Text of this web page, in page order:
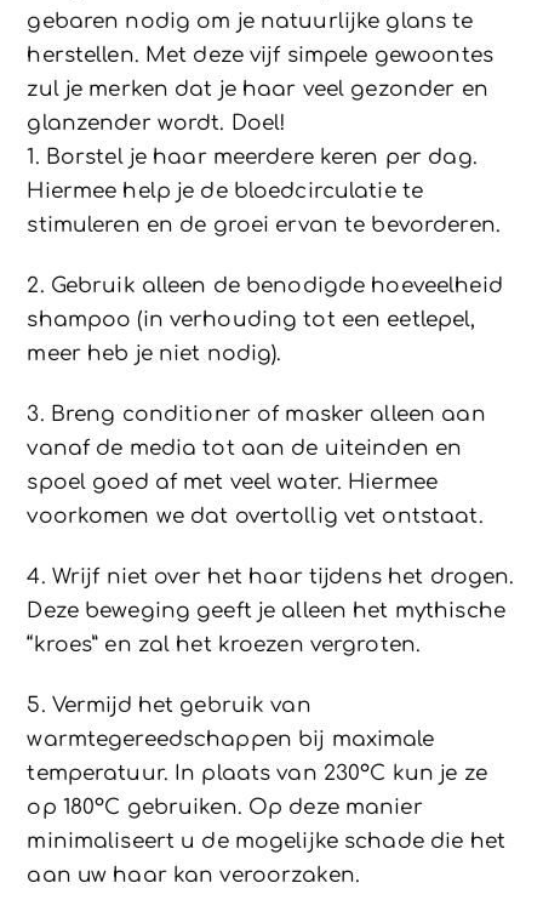
gebaren nodig om je natuurlijke glans te
herstellen. Met deze vijf simpele gewoontes
zul je merken dat je haar veel gezonder en
glanzender wordt. Doel!
1. Borstel je haar meerdere keren per dag.
Hiermee help je de bloedcirculatie te
stimuleren en de groei ervan te bevorderen.
2. Gebruik alleen de benodigde hoeveelheid
shampoo (in verhouding tot een eetlepel,
meer heb je niet nodig).
3. Breng conditioner of masker alleen aan
vanaf de media tot aan de uiteinden en
spoel goed af met veel water. Hiermee
voorkomen we dat overtollig vet ontstaat.
4. Wrijf niet over het haar tijdens het drogen.
Deze beweging geeft je alleen het mythische
“kroes” en zal het kroezen vergroten.
5. Vermijd het gebruik van
warmtegereedschappen bij maximale
temperatuur. In plaats van 230ºC kun je ze
op 180ºC gebruiken. Op deze manier
minimaliseert u de mogelijke schade die het
aan uw haar kan veroorzaken.